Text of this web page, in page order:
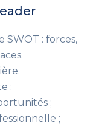
SWOT : forces,
:
;
;